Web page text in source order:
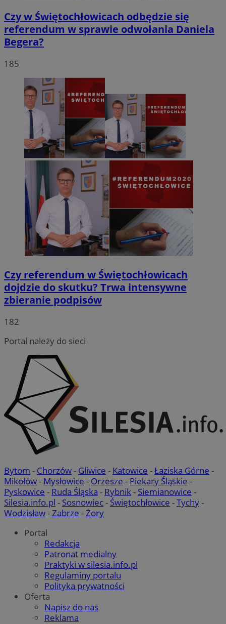
Czy w Świętochłowicach odbędzie się
referendum w sprawie odwołania Daniela
Begera?
185
Czy referendum w Świętochłowicach
dojdzie do skutku? Trwa intensywne
zbieranie podpisów
182
Portal należy do sieci
Bytom - Chorzów- Gliwice - Katowice -Łaziska Górne -
Mikołów- Mysłowice - Orzesze - Piekary Śląskie -
Pyskowice - Ruda Śląska - Rybnik- Siemianowice -
Silesia.info.pl - Sosnowiec- Świętochłowice -Tychy-
Wodzisław-Zabrze -Żory
Portal
Redakcja
Patronat medialny
Praktyki w silesia.info.pl
Regulaminy portalu
Polityka prywatności
Oferta
Napisz do nas
Reklama